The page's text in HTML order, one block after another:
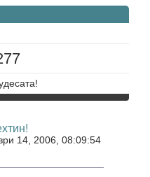
14, 2006, 08:09:54